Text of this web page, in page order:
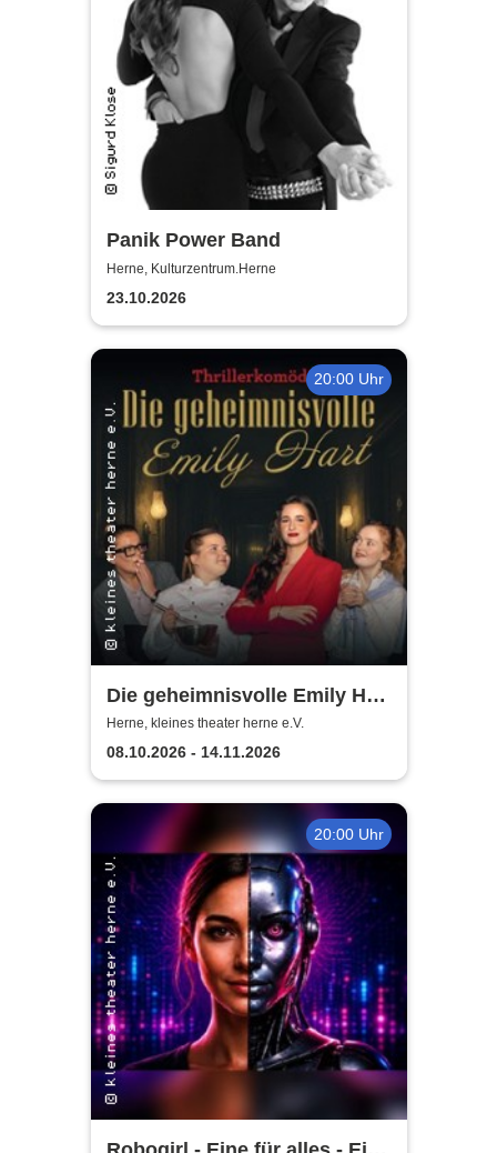
Panik Power Band
Herne, Kulturzentrum.Herne
23.10.2026
20:00 Uhr
Die geheimnisvolle Emily Hart
- Thrillerkomödie von
Christian Weymayr
Herne, kleines theater herne e.V.
08.10.2026 - 14.11.2026
20:00 Uhr